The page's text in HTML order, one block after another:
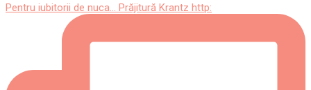
Pentru iubitorii de nuca... Prăjitură Krantz http: